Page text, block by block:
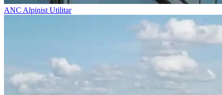
ANC Alpinist Utilitar